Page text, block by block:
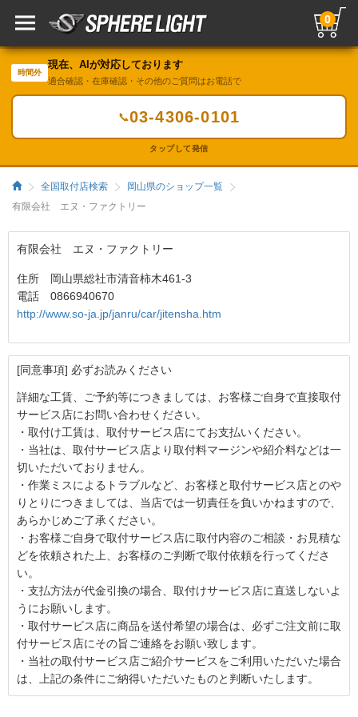
0
時間外
現在、AIが対応しております
適合確認・在庫確認・その他のご質問はお電話で
📞03-4306-0101
タップして発信
全国取付店検索
岡山県のショップ一覧
有限会社 エヌ・ファクトリー
有限会社 エヌ・ファクトリー
住所 岡山県総社市清音柿木461-3
電話 0866940670
http://www.so-ja.jp/janru/car/jitensha.htm
[同意事項] 必ずお読みください
詳細な工賃、ご予約等につきましては、お客様ご自身で直接取付
サービス店にお問い合わせください。
・取付け工賃は、取付サービス店にてお支払いください。
・当社は、取付サービス店より取付料マージンや紹介料などは一
切いただいておりません。
・作業ミスによるトラブルなど、お客様と取付サービス店とのや
りとりにつきましては、当店では一切責任を負いかねますので、
あらかじめご了承ください。
・お客様ご自身で取付サービス店に取付内容のご相談・お見積な
どを依頼された上、お客様のご判断で取付依頼を行ってくださ
い。
・支払方法が代金引換の場合、取付けサービス店に直送しないよ
うにお願いします。
・取付サービス店に商品を送付希望の場合は、必ずご注文前に取
付サービス店にその旨ご連絡をお願い致します。
・当社の取付サービス店ご紹介サービスをご利用いただいた場合
は、上記の条件にご納得いただいたものと判断いたします。